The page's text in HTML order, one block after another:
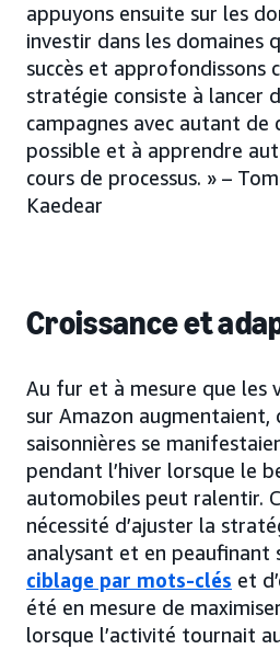
appuyons ensuite sur les
investir dans les domaines
succès et approfondissons
stratégie consiste à lancer
campagnes avec autant de
possible et à apprendre
cours de processus. » –
Kaedear
Croissance et
Au fur et à mesure que les
sur Amazon
saisonnières se
pendant l’hiver lorsque le
automobiles peut ralentir.
nécessité d’ajuster la
analysant et en peaufinant
ciblage par mots-clés et
été en mesure de
lorsque l’activité tournait